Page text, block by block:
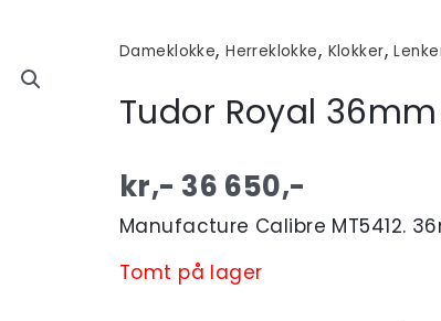
Dameklokke,Herreklokke, Klokker,
Tudor Royal
kr,- 36 650,-
Manufacture Calibre MT5412.
Tomt på lager